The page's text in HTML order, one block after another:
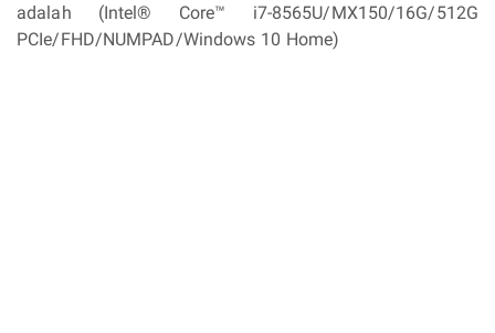
adalah (Intel® Core™ i7-8565U/MX150/16G/512G
PCIe/FHD/NUMPAD/Windows 10 Home)